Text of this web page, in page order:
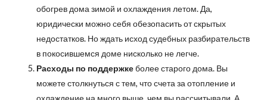
обогрев дома зимой и охлаждения летом. Да,
юридически можно себя обезопасить от скрытых
недостатков. Но ждать исход судебных разбирательств
в покосившемся доме нисколько не легче.
Расходы по поддержкеболее старого дома. Вы
можете столкнуться с тем, что счета за отопление и